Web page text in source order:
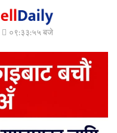
०९:३३:५५ बजे